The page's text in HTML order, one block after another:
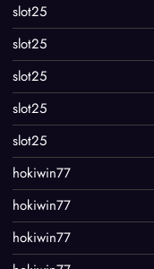
slot25
slot25
slot25
slot25
slot25
hokiwin77
hokiwin77
hokiwin77